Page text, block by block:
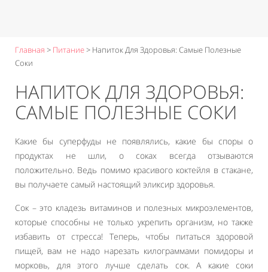
Главная > Питание> Напиток Для Здоровья: Самые Полезные
Соки
НАПИТОК ДЛЯ ЗДОРОВЬЯ:
САМЫЕ ПОЛЕЗНЫЕ СОКИ
Какие бы суперфуды не появлялись, какие бы споры о
продуктах не шли, о соках всегда отзываются
положительно. Ведь помимо красивого коктейля в стакане,
вы получаете самый настоящий эликсир здоровья.
Сок – это кладезь витаминов и полезных микроэлементов,
которые способны не только укрепить организм, но также
избавить от стресса! Теперь, чтобы питаться здоровой
пищей, вам не надо нарезать килограммами помидоры и
морковь, для этого лучше сделать сок. А какие соки